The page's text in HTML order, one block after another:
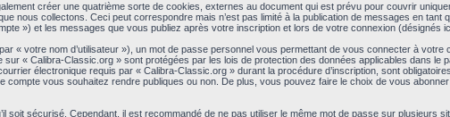
créer une quatrième sorte de cookies, externes au document qui est prévu pour couvrir
nous collectons. Ceci peut correspondre mais n’est pas limité à la publication de messages en tant
») et les messages que vous publiez après votre inscription et lors de votre connexion (désignés
« votre nom d’utilisateur »), un mot de passe personnel vous permettant de vous connecter à
« Calibra-Classic.org » sont protégées par les lois de protection des données applicables dans le
électronique requis par « Calibra-Classic.org » durant la procédure d’inscription, sont
vous souhaitez rendre publiques ou non. De plus, vous pouvez faire le choix de vous
soit sécurisé. Cependant, il est recommandé de ne pas utiliser le même mot de passe sur plusieurs